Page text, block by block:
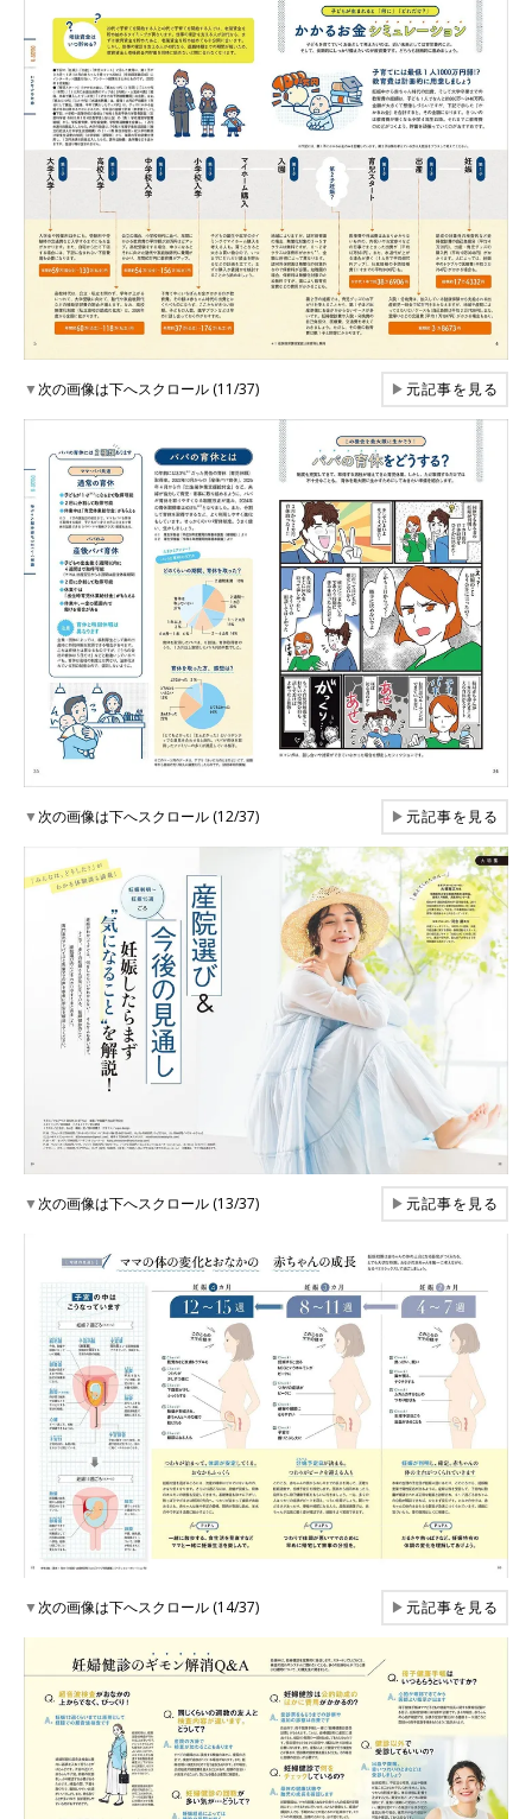
▼次の画像は下へスクロール (11/37) ▶元記事を見る
▼次の画像は下へスクロール (12/37) ▶元記事を見る
▼次の画像は下へスクロール (13/37) ▶元記事を見る
▼次の画像は下へスクロール (14/37) ▶元記事を見る